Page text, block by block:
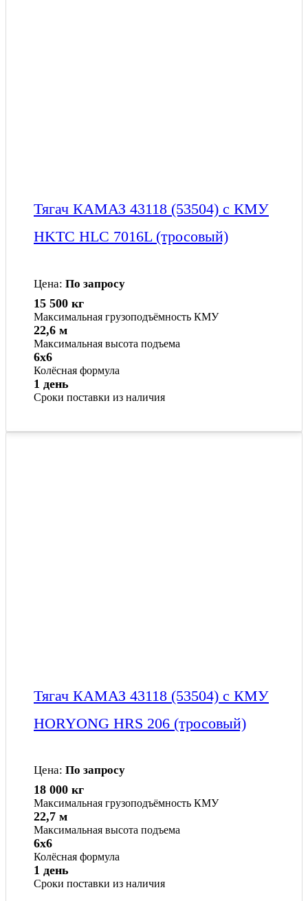
Тягач КАМАЗ 43118 (53504) с КМУ
HKTC HLC 7016L (тросовый)
Цена: По запросу
Максимальная грузоподъёмность КМУ
15 500 кг
Максимальная высота подъема
22,6 м
Колёсная формула
6x6
Сроки поставки из наличия
1 день
Тягач КАМАЗ 43118 (53504) с КМУ
HORYONG HRS 206 (тросовый)
Цена: По запросу
Максимальная грузоподъёмность КМУ
18 000 кг
Максимальная высота подъема
22,7 м
Колёсная формула
6x6
Сроки поставки из наличия
1 день